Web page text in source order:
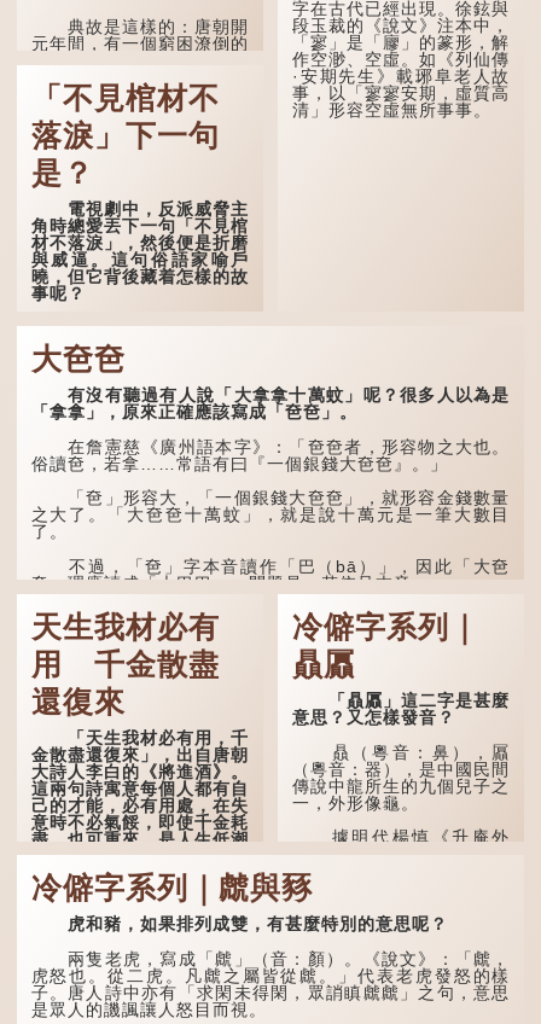
典故是這樣的：唐朝開
元年間，有一個窮困潦倒的
遇到一位呂姓道士，兩人暢
談甚歡。
言談間，盧姓書生感慨
自己雖貴為讀書人，但一直
未能考取功名，仍然貧困，
感到十分落泊。於是，道士
拿出一個青瓷枕頭，讓...
「不見棺材不
落淚」下一句
是？
電視劇中，反派威脅主
角時總愛丟下一句「不見棺
材不落淚」，然後便是折磨
與威逼。這句俗語家喻戶
曉，但它背後藏着怎樣的故
事呢？
「不見棺材不落淚」的
原句，有說法是「不見棺材
不下淚」或「不見親棺不下
淚」，出自明朝蘭陵笑笑生
所著的《金瓶梅詞話》第九
十八回。原意是指人未親眼
感到悲傷；後來引申為比喻
人執迷不悟，不到徹底失
許多人對這上半句耳熟
能詳，但它其實還有下半句
字在古代已經出現。徐鉉與
段玉裁的《說文》注本中，
「寥」是「廫」的篆形，解
作空渺、空虛。如《列仙傳
·安期先生》載琊阜老人故
事，以「寥寥安期，虛質高
清」形容空虛無所事事。
大夿夿
有沒有聽過有人說「大拿拿十萬蚊」呢？很多人以為是
「拿拿」，原來正確應該寫成「夿夿」。
在詹憲慈《廣州語本字》：「夿夿者，形容物之大也。
俗讀夿，若拿……常語有曰『一個銀錢大夿夿』。」
「夿」形容大，「一個銀錢大夿夿」，就形容金錢數量
之大了。「大夿夿十萬蚊」，就是說十萬元是一筆大數目
了。
不過，「夿」字本音讀作「巴（bā）」，因此「大夿
夿」理應讀成「大巴巴」。問題是，若依足本音，...
天生我材必有
用 千金散盡
還復來
「天生我材必有用，千
金散盡還復來」，出自唐朝
大詩人李白的《將進酒》。
這兩句詩寓意每個人都有自
己的才能，必有用處，在失
意時不必氣餒，即使千金耗
盡，也可重來，是人生低潮
時激勵向上的名句。
原詩寫道：「人生得意
須盡歡，莫使金樽空對月。
天生我材必有用，千金散盡
會須一飲三百杯。」意思是
說：上天給了我才能，必然
有用到的地方；即使千金散
去，也終會重新得到。
冷僻字系列｜
贔屭
「贔屭」這二字是甚麼
意思？又怎樣發音？
贔（粵音：鼻），屭
（粵音：器），是中國民間
傳說中龍所生的九個兒子之
一，外形像龜。
據明代楊慎《升庵外
集》記載，龍生九子的次序
排列為：贔屭、螭吻、蒲
牢、狴犴、饕餮、蚣蝮、睚
眥、狻猊、椒圖（此為其中
一種說法）。
龍九子外形與能力各有
不同，其中，贔屭原形像
龜，因為能負重，多作為碑
座，有「碑下龜...
冷僻字系列｜虤與豩
虎和豬，如果排列成雙，有甚麼特別的意思呢？
兩隻老虎，寫成「虤」（音：顏）。《說文》：「虤，
虎怒也。從二虎。凡虤之屬皆從虤。」代表老虎發怒的樣
子。唐人詩中亦有「求閑未得閑，眾誚瞋虤虤」之句，意思
是眾人的譏諷讓人怒目而視。